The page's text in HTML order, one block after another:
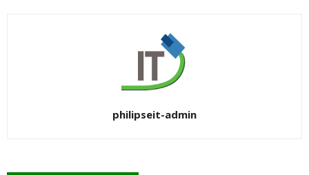
philipseit-admin